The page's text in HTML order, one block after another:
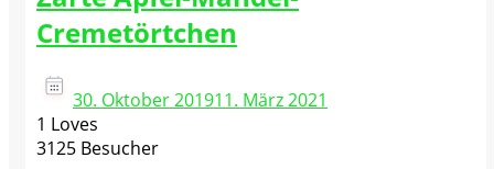
Cremetörtchen
30. Oktober 201911. März 2021
1 Loves
3125 Besucher